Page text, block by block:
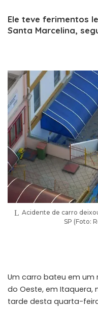
Ele teve ferimentos
Santa Marcelina,
Acidente de carro
SP (Foto:
Um carro bateu em um
do Oeste, em Itaquera,
tarde desta quarta-